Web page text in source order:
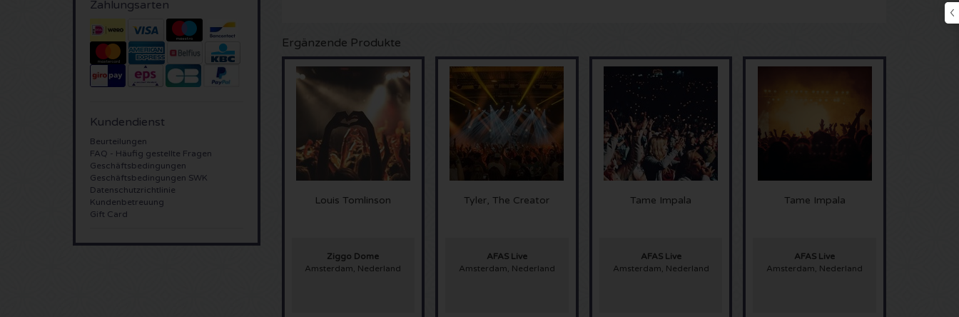
Zahlungsarten
Kundendienst
Beurteilungen
FAQ - Häufig gestellte Fragen
Geschäftsbedingungen
Geschäftsbedingungen SWK
Datenschutzrichtlinie
Kundenbetreuung
Gift Card
Ergänzende Produkte
Louis Tomlinson
Ziggo Dome
Amsterdam, Nederland
Tyler, The Creator
AFAS Live
Amsterdam, Nederland
Tame Impala
AFAS Live
Amsterdam, Nederland
Tame Impala
AFAS Live
Amsterdam, Nederland